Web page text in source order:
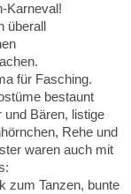
Karneval!
überall
für Fasching.
bestaunt
und Bären, listige
Rehe und
waren auch mit
zum Tanzen, bunte